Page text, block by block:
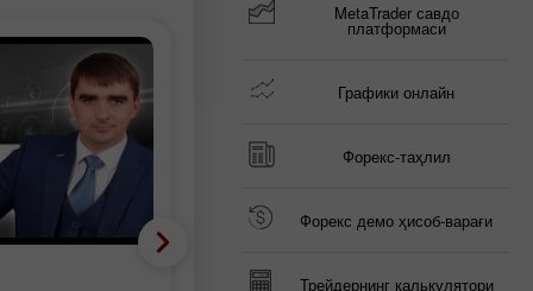
Волновой анализ
MetaTrader савдо
платформаси
Графики онлайн
Форекс-таҳлил
Форекс демо ҳисоб-варағи
Трейдернинг калькулятори